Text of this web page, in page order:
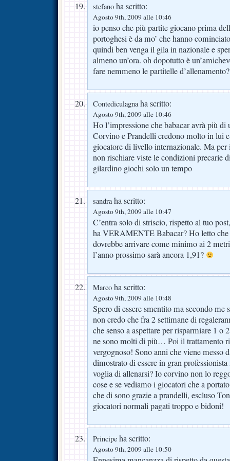
stefano ha scritto:
Agosto 9th, 2009 alle 10:46
io penso che più partite giocano prima
portoghesi è da mo’ che hanno
quindi ben venga il gila in nazionale e
almeno un’ora. oh dopotutto è
fare nemmeno le partitelle
Contediculagnaha scritto:
Agosto 9th, 2009 alle 10:46
Ho l’impressione che babacar avrà più di
Corvino e Prandelli credono molto in lui
giocatore di livello internazionale. Ma
non rischiare viste le condizioni precarie
gilardino giochi solo un tempo
sandraha scritto:
Agosto 9th, 2009 alle 10:47
C’entra solo di striscio, rispetto al tuo
ha VERAMENTE Babacar? Ho letto che
dovrebbe arrivare come minimo ai 2
l’anno prossimo sarà ancora 1,91?
Marco ha scritto:
Agosto 9th, 2009 alle 10:48
Spero di essere smentito ma secondo
non credo che fra 2 settimane di
che senso a aspettare per risparmiare 1
ne sono molti di più… Poi il trattamento
vergognoso! Sono anni che viene messo
dimostrato di essere in gran
voglia di allenarsi? Io corvino non lo
cose e se vediamo i giocatori che a
che di sono grazie a prandelli, escluso
giocatori normali pagati troppo e bidoni!
Principe ha scritto:
Agosto 9th, 2009 alle 10:50